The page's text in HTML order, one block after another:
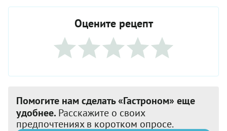
Оцените рецепт
Помогите нам сделать «Гастроном» еще
удобнее. Расскажите о своих
предпочтениях в коротком опросе.